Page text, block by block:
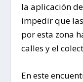
la aplicación
impedir que
por esta zona
calles y el
En este